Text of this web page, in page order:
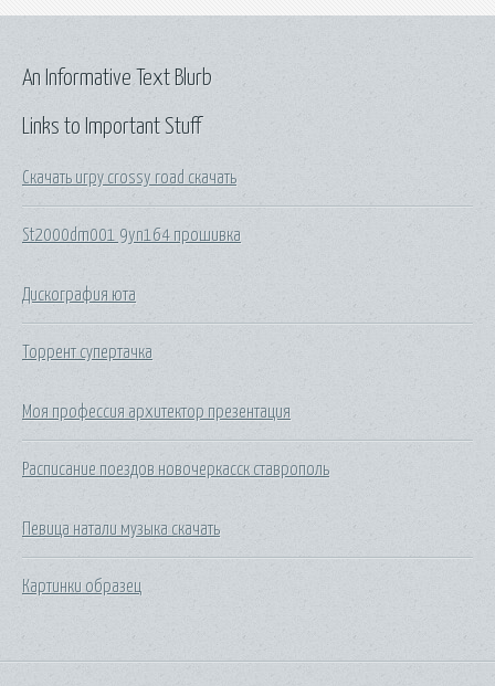
Links to Important Stuff
Скачать игру crossy road скачать
St2000dm001 9yn164 прошивка
Дискография юта
Торрент супертачка
Моя профессия архитектор презентация
Расписание поездов новочеркасск ставрополь
Певица натали музыка скачать
Картинки образец
An Informative Text Blurb